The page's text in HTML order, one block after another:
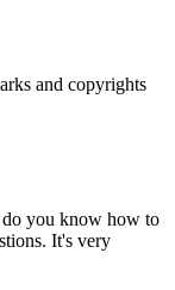
and copyrights
you know how to
It's very